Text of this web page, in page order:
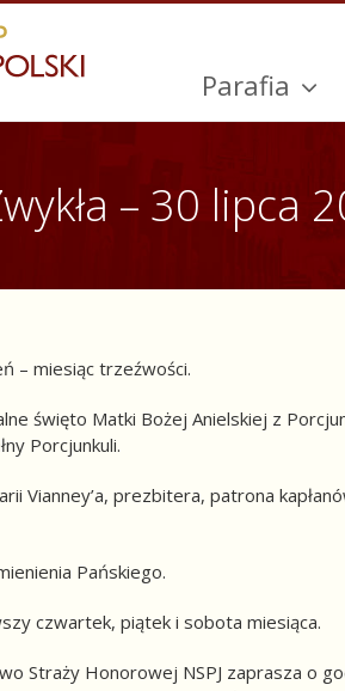
Parafia
– 30 lipca
– miesiąc trzeźwości.
święto Matki Bożej Anielskiej z
Porcjunkuli.
Vianney’a, prezbitera, patrona
Pańskiego.
czwartek, piątek i sobota miesiąca.
Straży Honorowej NSPJ zaprasza o